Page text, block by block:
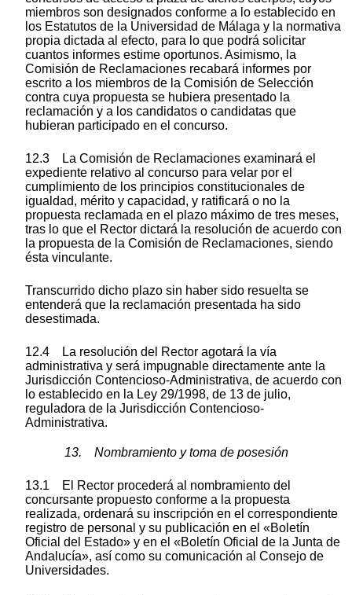
miembros son designados conforme a lo establecido en
los Estatutos de la Universidad de Málaga y la normativa
propia dictada al efecto, para lo que podrá solicitar
cuantos informes estime oportunos. Asimismo, la
Comisión de Reclamaciones recabará informes por
escrito a los miembros de la Comisión de Selección
contra cuya propuesta se hubiera presentado la
reclamación y a los candidatos o candidatas que
hubieran participado en el concurso.
12.3 La Comisión de Reclamaciones examinará el
expediente relativo al concurso para velar por el
cumplimiento de los principios constitucionales de
igualdad, mérito y capacidad, y ratificará o no la
propuesta reclamada en el plazo máximo de tres meses,
tras lo que el Rector dictará la resolución de acuerdo con
la propuesta de la Comisión de Reclamaciones, siendo
ésta vinculante.
Transcurrido dicho plazo sin haber sido resuelta se
entenderá que la reclamación presentada ha sido
desestimada.
12.4 La resolución del Rector agotará la vía
administrativa y será impugnable directamente ante la
Jurisdicción Contencioso-Administrativa, de acuerdo con
lo establecido en la Ley 29/1998, de 13 de julio,
reguladora de la Jurisdicción Contencioso-
Administrativa.
13. Nombramiento y toma de posesión
13.1 El Rector procederá al nombramiento del
concursante propuesto conforme a la propuesta
realizada, ordenará su inscripción en el correspondiente
registro de personal y su publicación en el «Boletín
Oficial del Estado» y en el «Boletín Oficial de la Junta de
Andalucía», así como su comunicación al Consejo de
Universidades.